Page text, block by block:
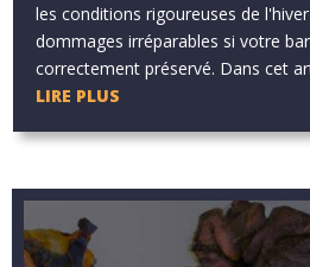
les conditions rigoureuses de
dommages irréparables si votre
correctement préservé. Dans cet
LIRE PLUS